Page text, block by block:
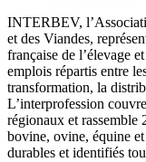
INTERBEV,
et des Viandes,
française de l’élevage
emplois répartis entre
transformation, la
L’interprofession
régionaux et rassemble
bovine, ovine, équine
durables et identifiés